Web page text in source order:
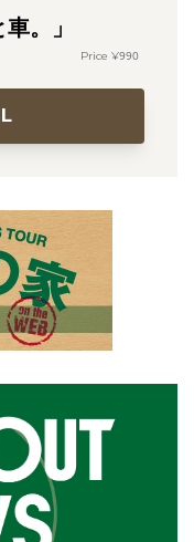
。」
990